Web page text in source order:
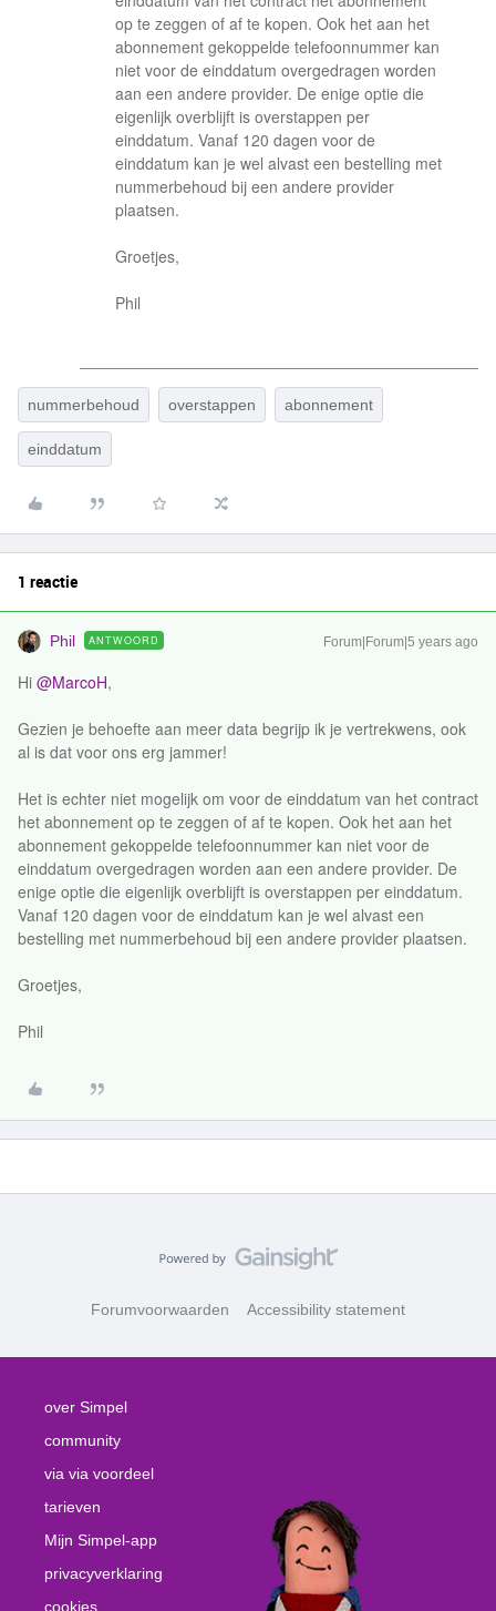
op te zeggen of af te kopen. Ook het aan het
abonnement gekoppelde telefoonnummer kan
niet voor de einddatum overgedragen worden
aan een andere provider. De enige optie die
eigenlijk overblijft is overstappen per
einddatum. Vanaf 120 dagen voor de
einddatum kan je wel alvast een bestelling met
nummerbehoud bij een andere provider
plaatsen.
Groetjes,
Phil
nummerbehoud overstappen abonnement
einddatum
1 reactie
Phil ANTWOORD Forum|Forum|5 years ago
Hi @MarcoH,
Gezien je behoefte aan meer data begrijp ik je vertrekwens, ook
al is dat voor ons erg jammer!
Het is echter niet mogelijk om voor de einddatum van het contract
het abonnement op te zeggen of af te kopen. Ook het aan het
abonnement gekoppelde telefoonnummer kan niet voor de
einddatum overgedragen worden aan een andere provider. De
enige optie die eigenlijk overblijft is overstappen per einddatum.
Vanaf 120 dagen voor de einddatum kan je wel alvast een
bestelling met nummerbehoud bij een andere provider plaatsen.
Groetjes,
Phil
Forumvoorwaarden Accessibility statement
over Simpel
community
via via voordeel
tarieven
Mijn Simpel-app
privacyverklaring
cookies